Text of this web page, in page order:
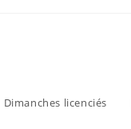
Dimanches licenciés